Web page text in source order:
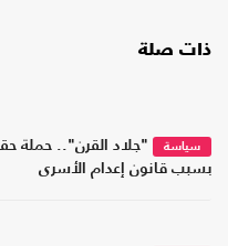
ذات صلة
سياسة
"جلاد القرن".. حملة
بسبب قانون إعدام الأسرى